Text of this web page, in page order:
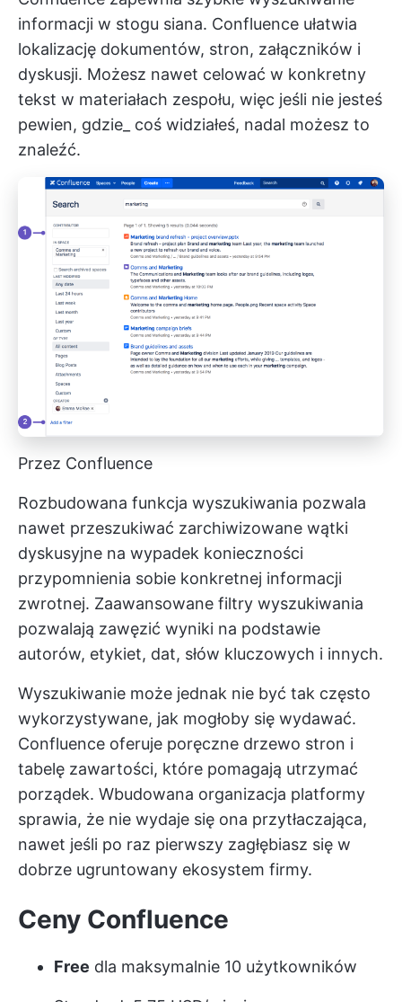
informacji w stogu siana. Confluence ułatwia
lokalizację dokumentów, stron, załączników i
dyskusji. Możesz nawet celować w konkretny
tekst w materiałach zespołu, więc jeśli nie jesteś
pewien, gdzie_ coś widziałeś, nadal możesz to
znaleźć.
Przez Confluence
Rozbudowana funkcja wyszukiwania pozwala
nawet przeszukiwać zarchiwizowane wątki
dyskusyjne na wypadek konieczności
przypomnienia sobie konkretnej informacji
zwrotnej. Zaawansowane filtry wyszukiwania
pozwalają zawęzić wyniki na podstawie
autorów, etykiet, dat, słów kluczowych i innych.
Wyszukiwanie może jednak nie być tak często
wykorzystywane, jak mogłoby się wydawać.
Confluence oferuje poręczne drzewo stron i
tabelę zawartości, które pomagają utrzymać
porządek. Wbudowana organizacja platformy
sprawia, że nie wydaje się ona przytłaczająca,
nawet jeśli po raz pierwszy zagłębiasz się w
dobrze ugruntowany ekosystem firmy.
Ceny Confluence
Free dla maksymalnie 10 użytkowników